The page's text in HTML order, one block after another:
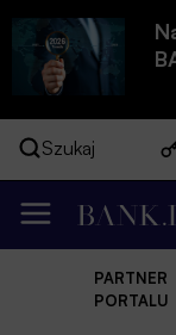
Szukaj
PARTNER
PORTALU